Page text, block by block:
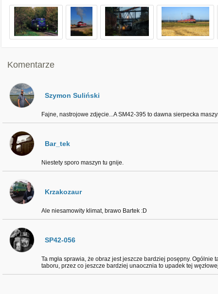
Komentarze
Szymon Suliński
Fajne, nastrojowe zdjęcie...A SM42-395 to dawna sierpecka
Bar_tek
Niestety sporo maszyn tu gnije.
Krzakozaur
Ale niesamowity klimat, brawo Bartek :D
SP42-056
Ta mgła sprawia, że obraz jest jeszcze bardziej posępny. Ogólnie
taboru, przez co jeszcze bardziej unaocznia to upadek tej